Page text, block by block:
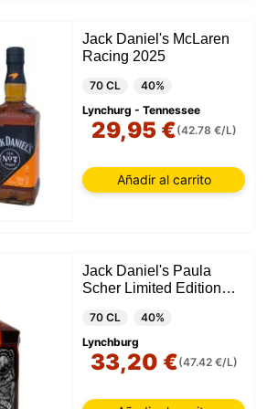
Jack Daniel's McLaren
Racing 2025
70 CL
40%
Lynchurg - Tennessee
29,95 €(42.78 €/L)
Añadir al carrito
Jack Daniel's Paula
Scher Limited Edition
70 CL
40%
Lynchburg
33,20 €(47.42 €/L)